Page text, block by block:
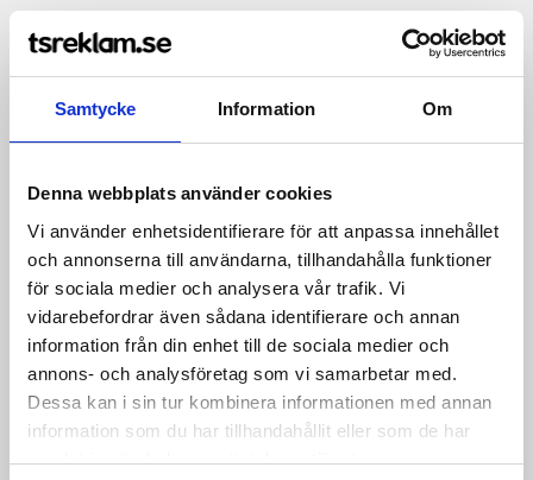
Samtycke Information Om
Denna webbplats använder cookies
Vi använder enhetsidentifierare för att anpassa innehållet
och annonserna till användarna, tillhandahålla funktioner
för sociala medier och analysera vår trafik. Vi
vidarebefordrar även sådana identifierare och annan
information från din enhet till de sociala medier och
annons- och analysföretag som vi samarbetar med.
Dessa kan i sin tur kombinera informationen med annan
information som du har tillhandahållit eller som de har
samlat in när du har använt deras tjänster.
Recensioner 954
Sport Grey: 90% Cotton, 10% Viscose; Heather Burgundy,
Heather Grey Fog, Heather Blue: 80% Cotton; 20% Polyester;
Heather Tarmac: 60% Cotton, 40% Polyester
Soft hand-feel
Premium herringbone tape in neck and side vents
Long sleeves
Rib knit collar and sleeve cuffs